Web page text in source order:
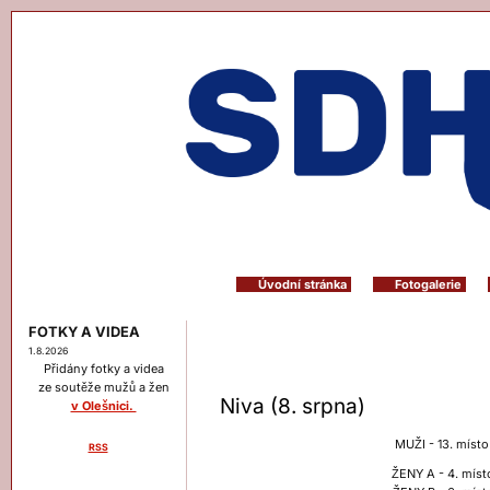
Úvodní stránka Fotogalerie
FOTKY A VIDEA
1.8.2026
Přidány fotky a videa
ze soutěže mužů a žen
v Olešnici.
RSS
Niva (8. srpna)
MUŽI - 13.
ŽENY A - 4.